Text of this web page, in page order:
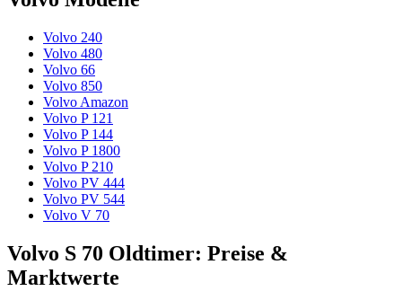
Volvo 240
Volvo 480
Volvo 66
Volvo 850
Volvo Amazon
Volvo P 121
Volvo P 144
Volvo P 1800
Volvo P 210
Volvo PV 444
Volvo PV 544
Volvo V 70
Volvo S 70 Oldtimer: Preise &
Marktwerte